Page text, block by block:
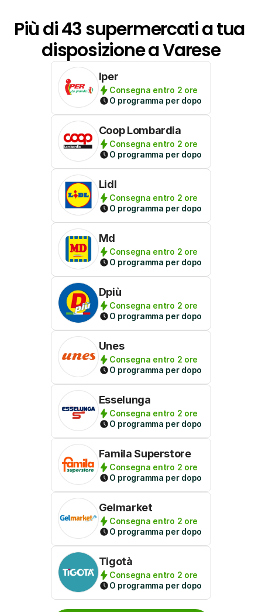
Più di 43 supermercati a tua
disposizione a Varese
Iper
Consegna entro 2 ore
O programma per dopo
Coop Lombardia
Consegna entro 2 ore
O programma per dopo
Lidl
Consegna entro 2 ore
O programma per dopo
Md
Consegna entro 2 ore
O programma per dopo
Dpiù
Consegna entro 2 ore
O programma per dopo
Unes
Consegna entro 2 ore
O programma per dopo
Esselunga
Consegna entro 2 ore
O programma per dopo
Famila Superstore
Consegna entro 2 ore
O programma per dopo
Gelmarket
Consegna entro 2 ore
O programma per dopo
Tigotà
Consegna entro 2 ore
O programma per dopo